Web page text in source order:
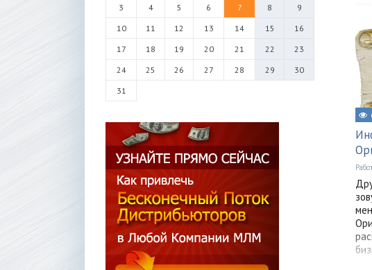
3
4 5 6 7 8
9
10
11 12 13 14 15
16
17
18 19 20 21 22
23
24
25 26 27 28 29
30
31